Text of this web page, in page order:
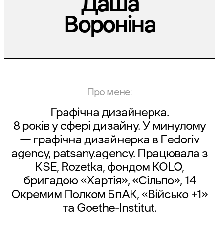
Вороніна
Про мене:
Графічна дизайнерка.
8 років у сфері дизайну. У минулому
— графічна дизайнерка в Fedoriv
agency, patsany.agency. Працювала з
KSE, Rozetka, фондом KOLO,
бригадою «Хартія», «Сільпо», 14
Окремим Полком БпАК, «Військо +1»
та Goethe-Institut.